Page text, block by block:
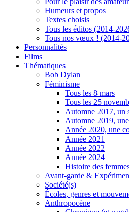
Humeurs et propos
Textes choisis
Tous les éditos (2014-
Tous nos vœux ! (2014-
Personnalités
Films
Thématiques
Bob Dylan
Féminisme
Tous les 8 mars
Tous les 25
Automne 2017, un
Automne 2019,
Année 2020, une
Année 2021
Année 2022
Année 2024
Histoire des
Avant-garde &
Société(s)
Écoles, genres et
Anthropocène